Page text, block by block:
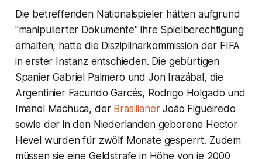
Die betreffenden Nationalspieler hätten aufgrund
"manipulierter Dokumente" ihre Spielberechtigung
erhalten, hatte die Disziplinarkommission der FIFA
in erster Instanz entschieden. Die gebürtigen
Spanier Gabriel Palmero und Jon Irazábal, die
Argentinier Facundo Garcés, Rodrigo Holgado und
Imanol Machuca, der BrasilianerJoão Figueiredo
sowie der in den Niederlanden geborene Hector
Hevel wurden für zwölf Monate gesperrt. Zudem
müssen sie eine Geldstrafe in Höhe von je 2000